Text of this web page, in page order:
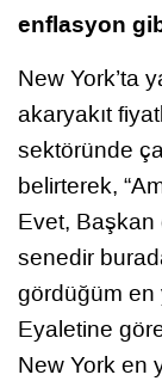
enflasyon
New York’ta
akaryakıt
sektöründe
belirterek,
Evet,
senedir
gördüğüm
Eyaletine
New York en